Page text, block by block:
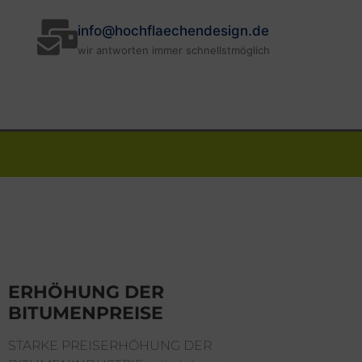
info@hochflaechendesign.de
wir antworten immer schnellstmöglich
ERHÖHUNG DER
BITUMENPREISE
STARKE PREISERHÖHUNG DER